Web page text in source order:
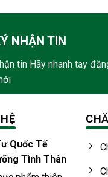
NHẬN TIN
tin Hãy nhanh tay
Quốc Tế
Tình Thân